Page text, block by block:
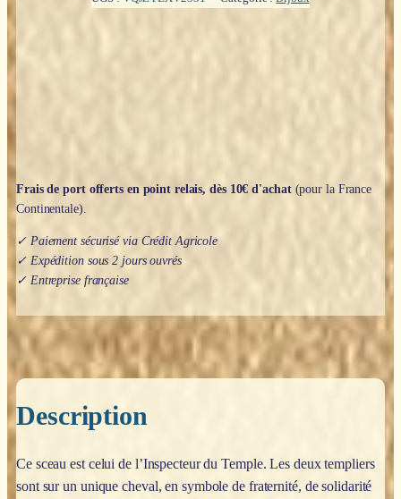
Frais de port offerts en point relais, dès 10€ d'achat(pour la France
Continentale).
✓ Paiement sécurisé via Crédit Agricole
✓ Expédition sous 2 jours ouvrés
✓ Entreprise française
Description
Ce sceau est celui de l’Inspecteur du Temple. Les deux templiers
sont sur un unique cheval, en symbole de fraternité, de solidarité